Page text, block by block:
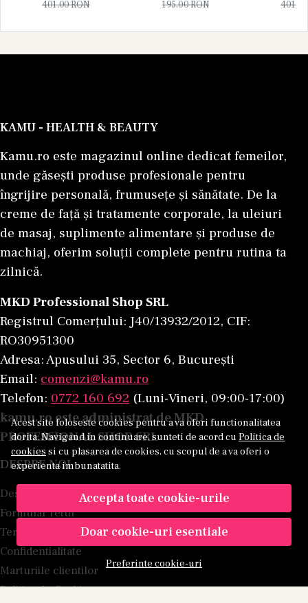
Ten tern și lipsit de luminozitate.
pentru Ten Matur
Retinolul, peptidele, colagenul, acidul
hialuronic, ceramidele și vitamina C se numără
printre cele mai căutate ingrediente în
produsele dedicate pielii mature.
Ce produse sunt recomandate pentru
ridurile de expresie?
Serurile și cremele cu peptide, retinol și
rutinele dedicate îngrijirii tenului matur.
Tenul matur are nevoie de hidratare
suplimentară?
Pe măsură ce pielea înaintează în vârstă, aceasta
poate deveni mai predispusă la deshidratare și
uscăciune, motiv pentru care hidratarea este un
pas important al rutinei.
Este necesară utilizarea unei creme pentru
ochi?
Zona ochilor are caracteristici diferite față de
restul feței și multe persoane aleg produse
dedicate pentru această regiune.
Este recomandată protecția solară în rutina
anti-aging?
Acest site foloseste cookies pentru a va oferi functionalitatea
dorita. Navigand in continuare, sunteti de acord cu Politica de
cookies si cu plasarea de cookies, cu scopul de a va oferi o
experienta imbunatatita.
Accepta toate cookie-urile
Doar cookie-uri esentiale
Preferinte cookie-uri
401,00RON 195,00RON
KAMU - HEALTH & BEAUTY
Kamu.ro este magazinul online dedicat femeilor,
unde găsești produse profesionale pentru
îngrijire personală, frumusețe și sănătate. De la
creme de față și tratamente corporale, la uleiuri
de masaj, suplimente alimentare și produse de
machiaj, oferim soluții complete pentru rutina ta
zilnică.
MKD Professional Shop SRL
Registrul Comerțului: J40/13932/2012, CIF:
RO30951300
Adresa: Apusului 35, Sector 6, București
Email: comenzi@kamu.ro
Telefon: 0772 160 692 (Luni-Vineri, 09:00-17:00)
kamu.ro este administrat de MKD
PROFESSIONAL SHOP SRL
DESPRE NOI
Despre noi
Formular retur
Termeni si conditii
Confidentialitate
Marturiile clientilor
Politica de Cookies